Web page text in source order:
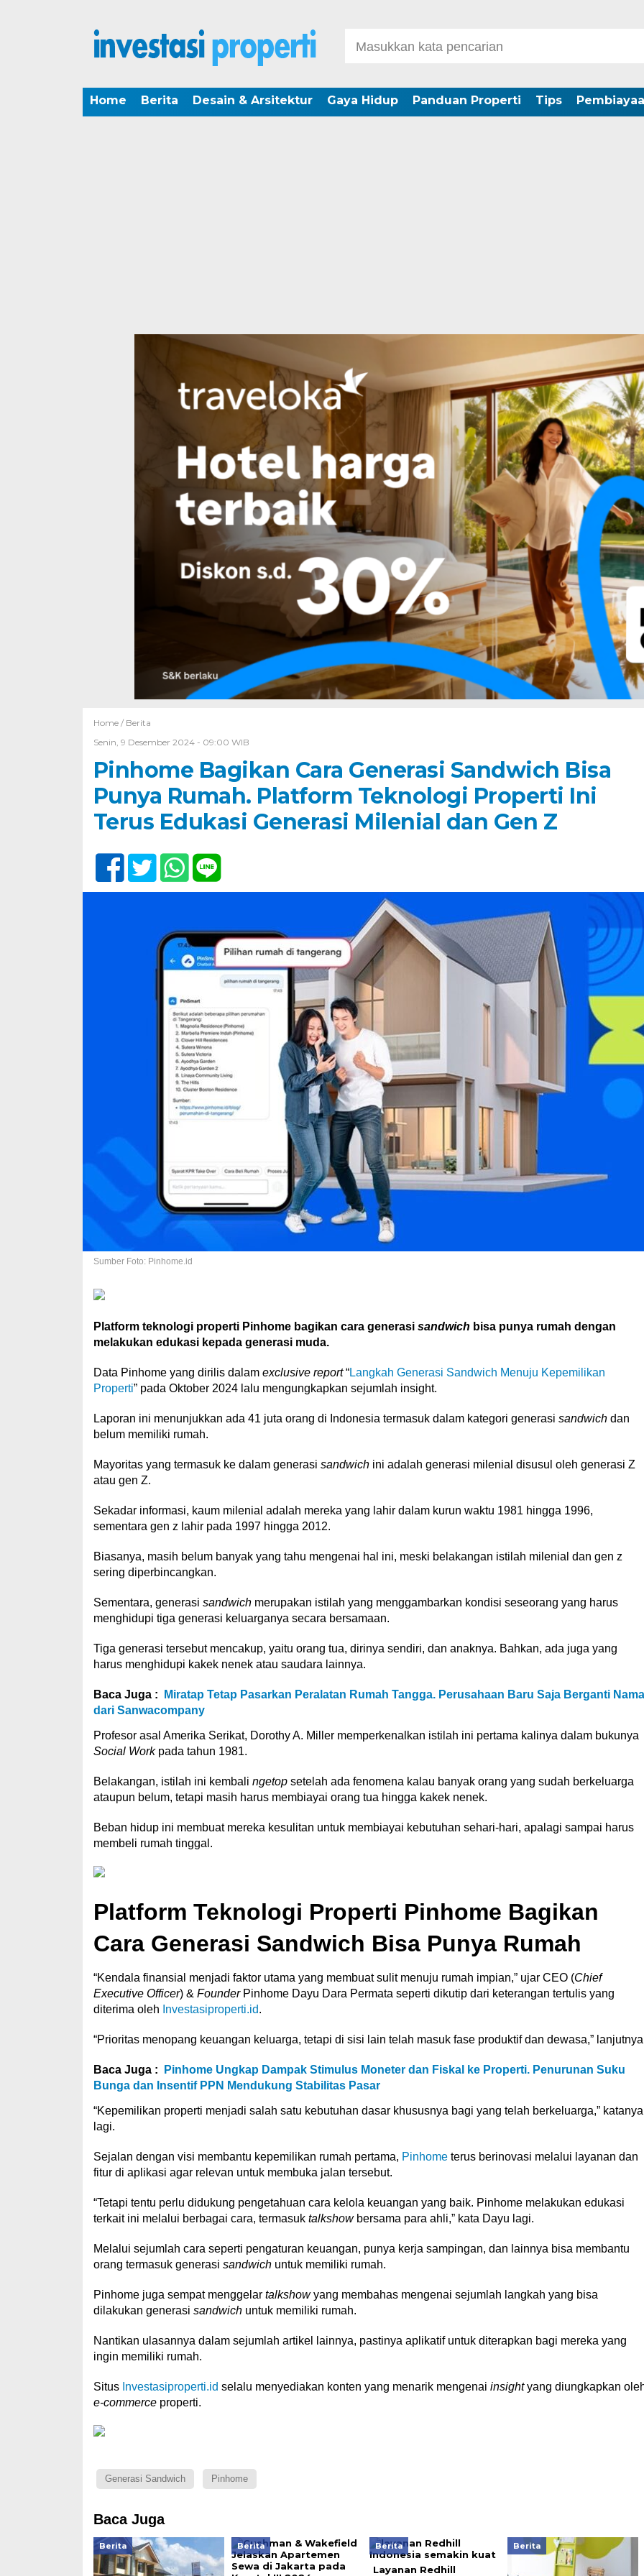
Home Berita Desain & Arsitektur Gaya Hidup Panduan Properti Tips
Home / Berita
Senin, 9 Desember 2024 - 09:00 WIB
Pinhome Bagikan Cara Generasi Sandwich Bisa
Punya Rumah. Platform Teknologi Properti Ini
Terus Edukasi Generasi Milenial dan Gen Z
Sumber Foto: Pinhome.id
Platform teknologi properti Pinhome bagikan cara generasi sandwich bisa punya rumah dengan
melakukan edukasi kepada generasi muda.
Data Pinhome yang dirilis dalam exclusive report“Langkah Generasi Sandwich Menuju Kepemilikan
Properti” pada Oktober 2024 lalu mengungkapkan sejumlah insight.
Laporan ini menunjukkan ada 41 juta orang di Indonesia termasuk dalam kategori generasi sandwichdan
belum memiliki rumah.
Mayoritas yang termasuk ke dalam generasi sandwichini adalah generasi milenial disusul oleh generasi Z
atau gen Z.
Sekadar informasi, kaum milenial adalah mereka yang lahir dalam kurun waktu 1981 hingga 1996,
sementara gen z lahir pada 1997 hingga 2012.
Biasanya, masih belum banyak yang tahu mengenai hal ini, meski belakangan istilah milenial dan gen z
sering diperbincangkan.
Sementara, generasi sandwichmerupakan istilah yang menggambarkan kondisi seseorang yang harus
menghidupi tiga generasi keluarganya secara bersamaan.
Tiga generasi tersebut mencakup, yaitu orang tua, dirinya sendiri, dan anaknya. Bahkan, ada juga yang
harus menghidupi kakek nenek atau saudara lainnya.
Baca Juga :
Miratap Tetap Pasarkan Peralatan Rumah Tangga. Perusahaan Baru Saja Berganti Nama
dari Sanwacompany
Profesor asal Amerika Serikat, Dorothy A. Miller memperkenalkan istilah ini pertama kalinya dalam bukunya
Social Workpada tahun 1981.
Belakangan, istilah ini kembali ngetopsetelah ada fenomena kalau banyak orang yang sudah berkeluarga
ataupun belum, tetapi masih harus membiayai orang tua hingga kakek nenek.
Beban hidup ini membuat mereka kesulitan untuk membiayai kebutuhan sehari-hari, apalagi sampai harus
membeli rumah tinggal.
Platform Teknologi Properti Pinhome Bagikan
Cara Generasi Sandwich Bisa Punya Rumah
“Kendala finansial menjadi faktor utama yang membuat sulit menuju rumah impian,” ujar CEO (Chief
Executive Officer) & FounderPinhome Dayu Dara Permata seperti dikutip dari keterangan tertulis yang
diterima oleh Investasiproperti.id.
“Prioritas menopang keuangan keluarga, tetapi di sisi lain telah masuk fase produktif dan dewasa,”
Baca Juga :
Pinhome Ungkap Dampak Stimulus Moneter dan Fiskal ke Properti. Penurunan Suku
Bunga dan Insentif PPN Mendukung Stabilitas Pasar
“Kepemilikan properti menjadi salah satu kebutuhan dasar khususnya bagi yang telah berkeluarga,” katanya
lagi.
Sejalan dengan visi membantu kepemilikan rumah pertama, Pinhometerus berinovasi melalui layanan dan
fitur di aplikasi agar relevan untuk membuka jalan tersebut.
“Tetapi tentu perlu didukung pengetahuan cara kelola keuangan yang baik. Pinhome melakukan edukasi
terkait ini melalui berbagai cara, termasuk talkshowbersama para ahli,” kata Dayu lagi.
Melalui sejumlah cara seperti pengaturan keuangan, punya kerja sampingan, dan lainnya bisa membantu
orang termasuk generasi sandwichuntuk memiliki rumah.
Pinhome juga sempat menggelar talkshowyang membahas mengenai sejumlah langkah yang bisa
dilakukan generasi sandwichuntuk memiliki rumah.
Nantikan ulasannya dalam sejumlah artikel lainnya, pastinya aplikatif untuk diterapkan bagi mereka yang
ingin memiliki rumah.
Situs Investasiproperti.id selalu menyediakan konten yang menarik mengenai insightyang diungkapkan
e-commerceproperti.
Generasi Sandwich Pinhome
Baca Juga
Berita Berita Berita
Layanan Redhill
Berita